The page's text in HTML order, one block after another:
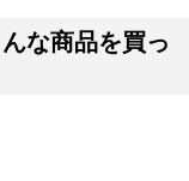
な商品を買っ